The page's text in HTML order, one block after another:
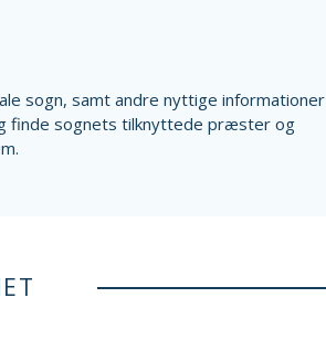
sogn, samt andre nyttige informationer
finde sognets tilknyttede præster og